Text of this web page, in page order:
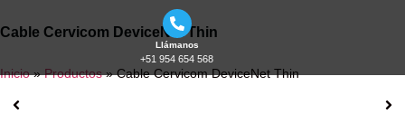
Llámanos
+51 954 654 568
Cable Cervicom DeviceNet Thin
Inicio»Productos»Cable Cervicom DeviceNet Thin